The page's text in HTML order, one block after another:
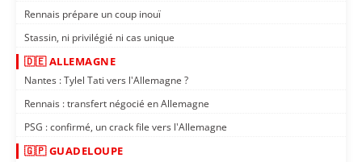
Rennais prépare un coup inouï
Stassin, ni privilégié ni cas unique
🇩🇪 ALLEMAGNE
Nantes : Tylel Tati vers l'Allemagne ?
Rennais : transfert négocié en Allemagne
PSG : confirmé, un crack file vers l'Allemagne
🇬🇵 GUADELOUPE